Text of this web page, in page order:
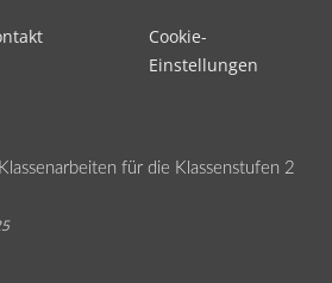
Cookie-
Einstellungen
für die Klassenstufen 2